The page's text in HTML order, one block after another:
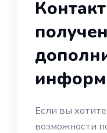
Если вы
возможности